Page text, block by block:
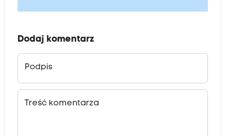
Dodaj komentarz
Podpis
Treść komentarza